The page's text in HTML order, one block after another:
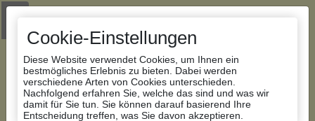
Cookie-Einstellungen
Diese Website verwendet Cookies, um Ihnen ein
bestmögliches Erlebnis zu bieten. Dabei werden
verschiedene Arten von Cookies unterschieden.
Nachfolgend erfahren Sie, welche das sind und was wir
damit für Sie tun. Sie können darauf basierend Ihre
Entscheidung treffen, was Sie davon akzeptieren.
Zur Navigation springen
Zum Inhalt der Website springen
Datenbank Bauforschung/Restaurierung